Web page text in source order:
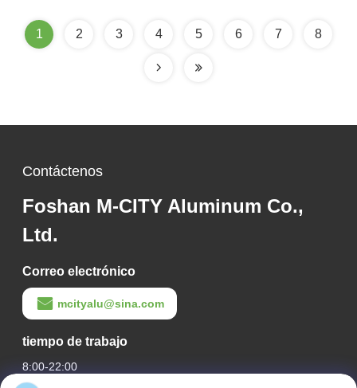
láser para revestimiento
1 2 3 4 5 6 7 8
Contáctenos
Foshan M-CITY Aluminum Co.,
Ltd.
Correo electrónico
mcityalu@sina.com
tiempo de trabajo
8:00-22:00